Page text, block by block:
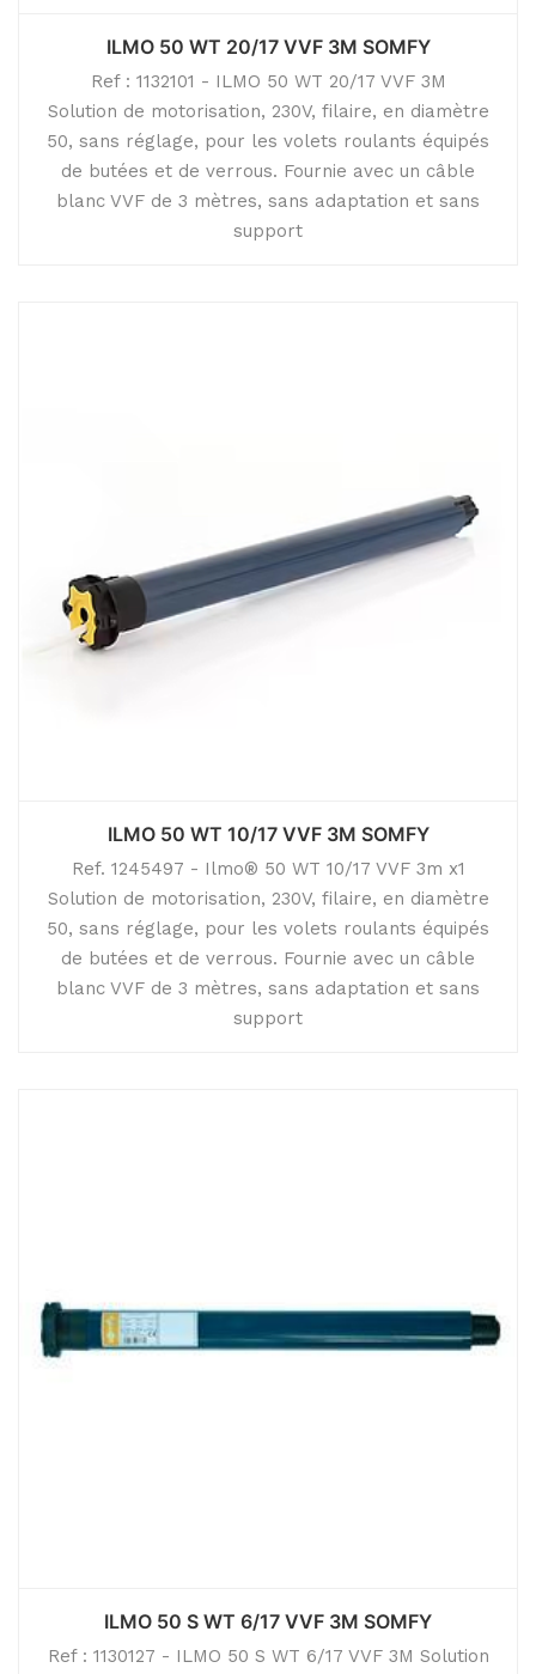
ILMO 50 WT 20/17 VVF 3M SOMFY
Ref : 1132101 - ILMO 50 WT 20/17 VVF 3M
Solution de motorisation, 230V, filaire, en diamètre
50, sans réglage, pour les volets roulants équipés
de butées et de verrous. Fournie avec un câble
blanc VVF de 3 mètres, sans adaptation et sans
support
ILMO 50 WT 10/17 VVF 3M SOMFY
Ref. 1245497 - Ilmo® 50 WT 10/17 VVF 3m x1
Solution de motorisation, 230V, filaire, en diamètre
50, sans réglage, pour les volets roulants équipés
de butées et de verrous. Fournie avec un câble
blanc VVF de 3 mètres, sans adaptation et sans
support
ILMO 50 S WT 6/17 VVF 3M SOMFY
Ref : 1130127 - ILMO 50 S WT 6/17 VVF 3M Solution